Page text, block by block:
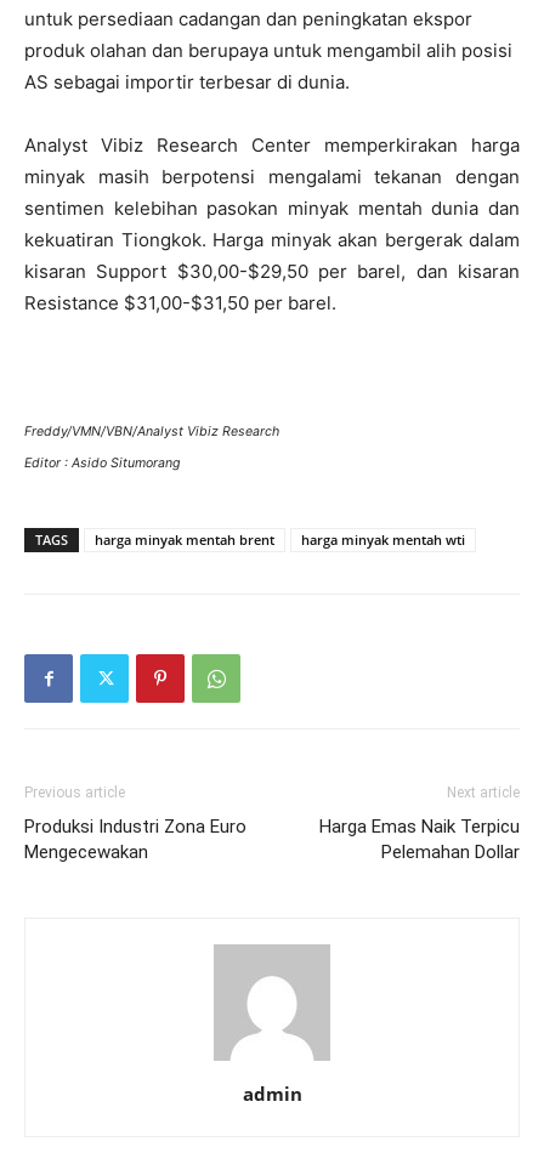
untuk persediaan cadangan dan peningkatan ekspor
produk olahan dan berupaya untuk mengambil alih posisi
AS sebagai importir terbesar di dunia.
Analyst Vibiz Research Center memperkirakan harga
minyak masih berpotensi mengalami tekanan dengan
sentimen kelebihan pasokan minyak mentah dunia dan
kekuatiran Tiongkok. Harga minyak akan bergerak dalam
kisaran Support $30,00-$29,50 per barel, dan kisaran
Resistance $31,00-$31,50 per barel.
Freddy/VMN/VBN/Analyst Vibiz Research
Editor : Asido Situmorang
TAGS harga minyak mentah brent harga minyak mentah wti
Previous article
Produksi Industri Zona Euro
Mengecewakan
Next article
Harga Emas Naik Terpicu
Pelemahan Dollar
admin